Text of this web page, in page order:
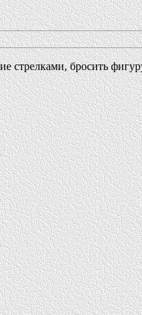
стрелками, бросить